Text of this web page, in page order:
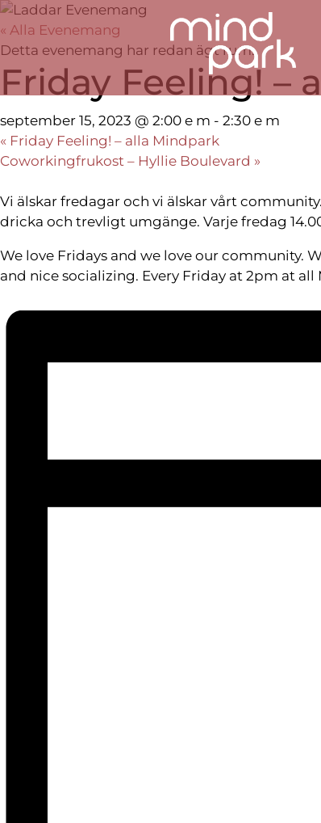
« Alla Evenemang
Detta evenemang har redan ägt rum.
Friday Feeling! –
september 15, 2023 @ 2:00 e m - 2:30 e m
« Friday Feeling! – alla Mindpark
Coworkingfrukost – Hyllie Boulevard »
Vi älskar fredagar och vi älskar vårt
dricka och trevligt umgänge. Varje fredag
We love Fridays and we love our community.
and nice socializing. Every Friday at 2pm at